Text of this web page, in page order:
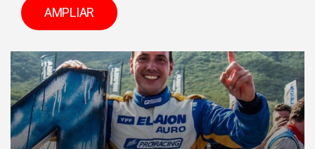
AMPLIAR